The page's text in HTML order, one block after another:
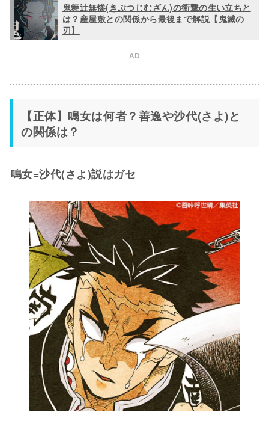
鬼舞辻無惨(きぶつじむざん)の衝撃の生い立ちと
は？産屋敷との関係から最後まで解説【鬼滅の
刃】
AD
【正体】鳴女は何者？善逸や沙代(さよ)と
の関係は？
鳴女=沙代(さよ)説はガセ